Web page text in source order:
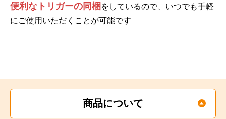
便利なトリガーの同梱 をしているので、いつでも手軽
にご使用いただくことが可能です
商品について